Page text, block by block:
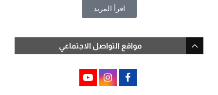
اقرأ المزيد
مواقع التواصل الاجتماعي